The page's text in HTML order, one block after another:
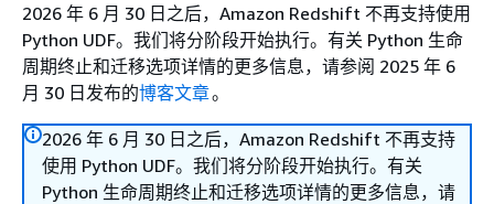
2026 年 6 月 30 日之后，Amazon Redshift 不再支持使用
Python UDF。我们将分阶段开始执行。有关 Python 生命
周期终止和迁移选项详情的更多信息，请参阅 2025 年 6
月 30 日发布的博客文章。
2026 年 6 月 30 日之后，Amazon Redshift 不再支持
使用 Python UDF。我们将分阶段开始执行。有关
Python 生命周期终止和迁移选项详情的更多信息，请